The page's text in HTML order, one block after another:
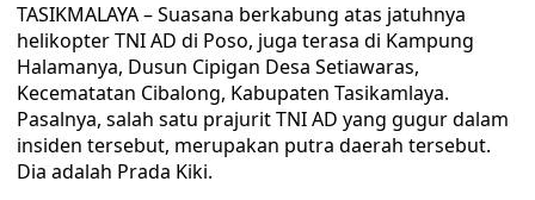
TASIKMALAYA – Suasana berkabung atas jatuhnya
helikopter TNI AD di Poso, juga terasa di Kampung
Halamanya, Dusun Cipigan Desa Setiawaras,
Kecematatan Cibalong, Kabupaten Tasikamlaya.
Pasalnya, salah satu prajurit TNI AD yang gugur dalam
insiden tersebut, merupakan putra daerah tersebut.
Dia adalah Prada Kiki.